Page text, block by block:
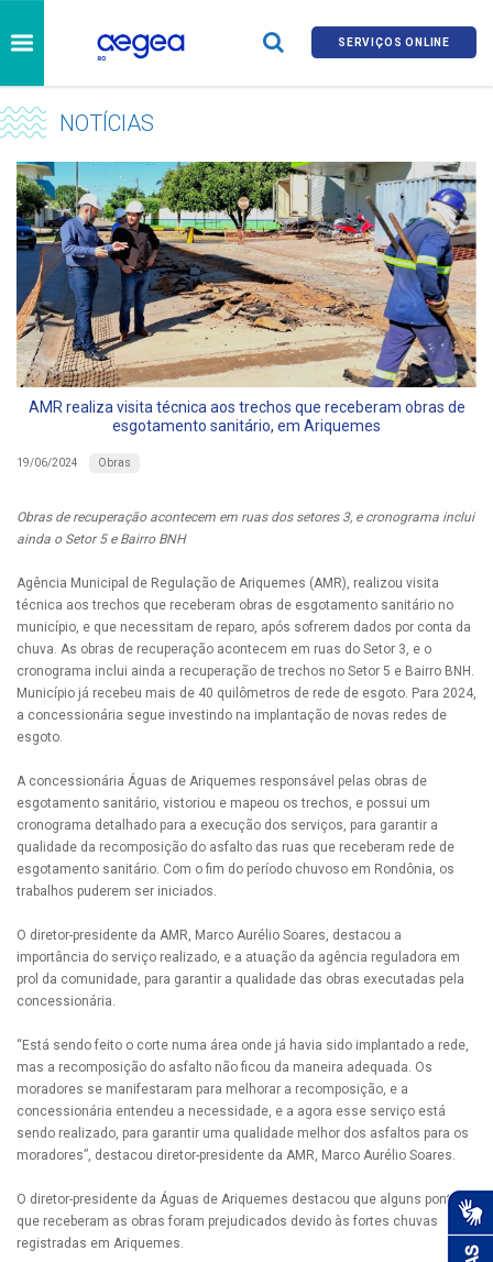
SERVIÇOS ONLINE
NOTÍCIAS
AMR realiza visita técnica aos trechos que receberam obras de
esgotamento sanitário, em Ariquemes
19/06/2024 Obras
Obras de recuperação acontecem em ruas dos setores 3, e cronograma inclui
ainda o Setor 5 e Bairro BNH
Agência Municipal de Regulação de Ariquemes (AMR), realizou visita
técnica aos trechos que receberam obras de esgotamento sanitário no
município, e que necessitam de reparo, após sofrerem dados por conta da
chuva. As obras de recuperação acontecem em ruas do Setor 3, e o
cronograma inclui ainda a recuperação de trechos no Setor 5 e Bairro BNH.
Município já recebeu mais de 40 quilômetros de rede de esgoto. Para 2024,
a concessionária segue investindo na implantação de novas redes de
esgoto.
A concessionária Águas de Ariquemes responsável pelas obras de
esgotamento sanitário, vistoriou e mapeou os trechos, e possui um
cronograma detalhado para a execução dos serviços, para garantir a
qualidade da recomposição do asfalto das ruas que receberam rede de
esgotamento sanitário. Com o fim do período chuvoso em Rondônia, os
trabalhos puderem ser iniciados.
O diretor-presidente da AMR, Marco Aurélio Soares, destacou a
importância do serviço realizado, e a atuação da agência reguladora em
prol da comunidade, para garantir a qualidade das obras executadas pela
concessionária.
“Está sendo feito o corte numa área onde já havia sido implantado a rede,
mas a recomposição do asfalto não ficou da maneira adequada. Os
moradores se manifestaram para melhorar a recomposição, e a
concessionária entendeu a necessidade, e a agora esse serviço está
sendo realizado, para garantir uma qualidade melhor dos asfaltos para os
moradores”, destacou diretor-presidente da AMR, Marco Aurélio Soares.
O diretor-presidente da Águas de Ariquemes destacou que alguns pontos
que receberam as obras foram prejudicados devido às fortes chuvas
registradas em Ariquemes.